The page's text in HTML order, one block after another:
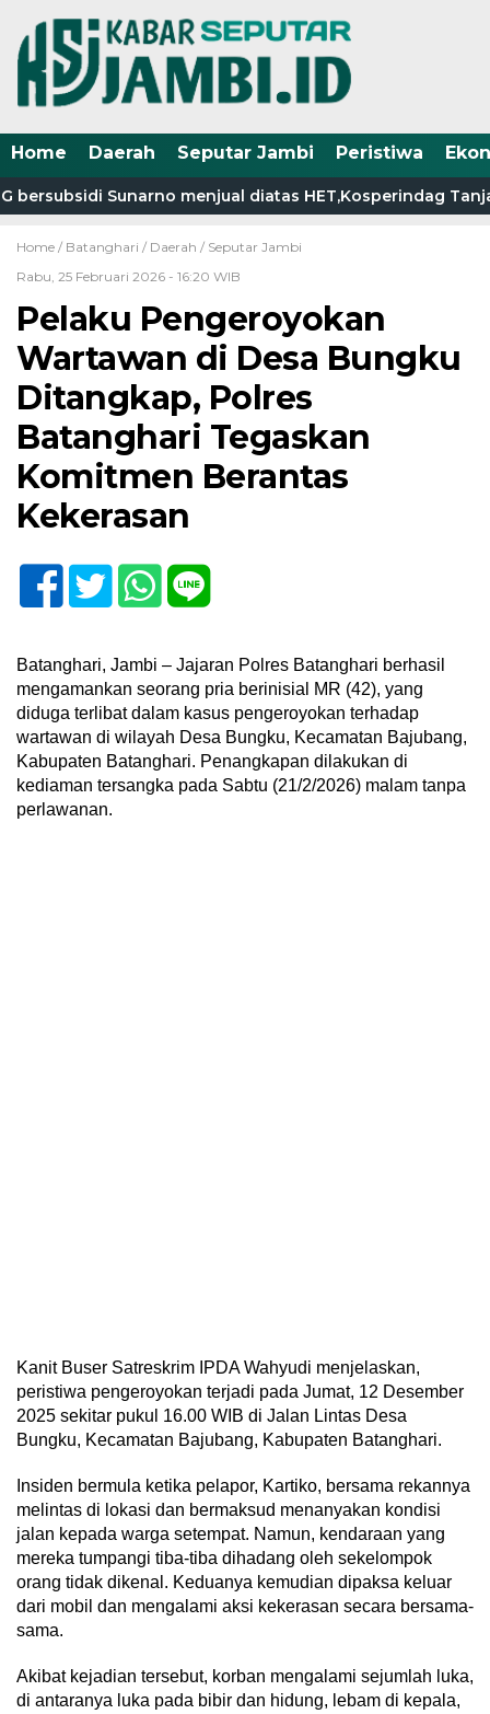
Home Daerah Seputar Jambi Peristiwa
bersubsidi Sunarno menjual diatas HET,Kosperindag
Home / Batanghari / Daerah / Seputar Jambi
Rabu, 25 Februari 2026 - 16:20 WIB
Pelaku Pengeroyokan
Wartawan di Desa Bungku
Ditangkap, Polres
Batanghari Tegaskan
Komitmen Berantas
Kekerasan
Batanghari, Jambi – Jajaran Polres Batanghari berhasil
mengamankan seorang pria berinisial MR (42), yang
diduga terlibat dalam kasus pengeroyokan terhadap
wartawan di wilayah Desa Bungku, Kecamatan Bajubang,
Kabupaten Batanghari. Penangkapan dilakukan di
kediaman tersangka pada Sabtu (21/2/2026) malam tanpa
perlawanan.
Kanit Buser Satreskrim IPDA Wahyudi menjelaskan,
peristiwa pengeroyokan terjadi pada Jumat, 12 Desember
2025 sekitar pukul 16.00 WIB di Jalan Lintas Desa
Bungku, Kecamatan Bajubang, Kabupaten Batanghari.
Insiden bermula ketika pelapor, Kartiko, bersama rekannya
melintas di lokasi dan bermaksud menanyakan kondisi
jalan kepada warga setempat. Namun, kendaraan yang
mereka tumpangi tiba-tiba dihadang oleh sekelompok
orang tidak dikenal. Keduanya kemudian dipaksa keluar
dari mobil dan mengalami aksi kekerasan secara bersama-
sama.
Akibat kejadian tersebut, korban mengalami sejumlah luka,
di antaranya luka pada bibir dan hidung, lebam di kepala,